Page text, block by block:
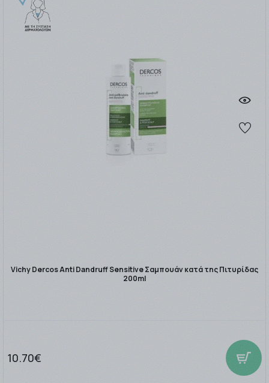
Vichy Dercos Anti Dandruff Sensitive Σαμπουάν κατά της Πιτυρίδας
200ml
10.70€